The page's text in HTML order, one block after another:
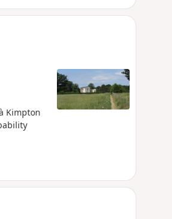
Kimpton